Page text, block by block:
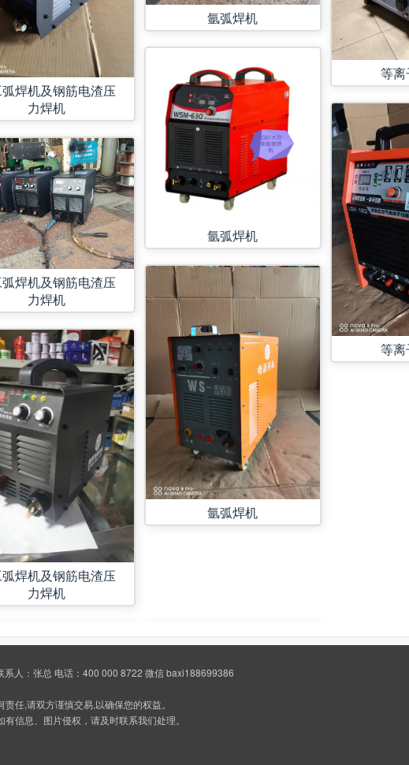
焊机及钢筋电渣压
力焊机
焊机及钢筋电渣压
力焊机
焊机及钢筋电渣压
力焊机
氩弧焊机
氩弧焊机
氩弧焊机
等
等
人：张总 电话：400 000 8722 微信 baxi188699386
任,请双方谨慎交易,以确保您的权益。
信息、图片侵权，请及时联系我们处理。